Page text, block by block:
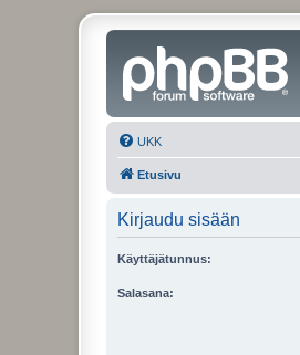
UKK
Etusivu
Kirjaudu sisään
Käyttäjätunnus:
Salasana: